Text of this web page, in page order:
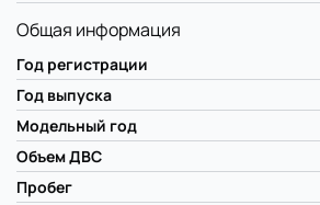
Общая информация
Год регистрации
Год выпуска
Модельный год
Объем ДВС
Пробег